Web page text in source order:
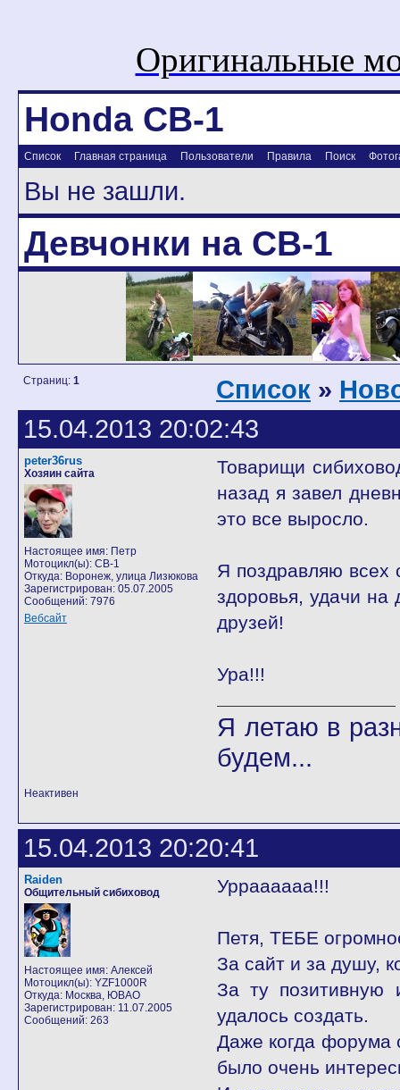
Оригинальные
Honda CB-1
Список Главная страница Пользователи Правила Поиск
Вы не зашли.
Девчонки на CB-1
Страниц: 1 Список »
15.04.2013 20:02:43
peter36rus
Хозяин сайта
Настоящее имя: Петр
Мотоцикл(ы): CB-1
Откуда: Воронеж, улица Лизюкова
Зарегистрирован: 05.07.2005
Сообщений: 7976
Вебсайт
Товарищи
назад я завел
это все выросло.
Я поздравляю всех
здоровья, удачи на
друзей!
Ура!!!
Я летаю в
будем...
Неактивен
15.04.2013 20:20:41
Raiden
Общительный сибиховод
Настоящее имя: Алексей
Мотоцикл(ы): YZF1000R
Откуда: Москва, ЮВАО
Зарегистрирован: 11.07.2005
Сообщений: 263
Урраааааа!!!
Петя, ТЕБЕ
За сайт и за душу,
За ту
удалось создать.
Даже когда форума
было очень